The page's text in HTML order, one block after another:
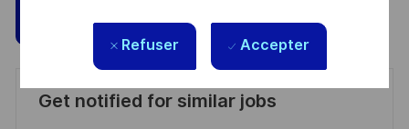
Refuser Accepter
Postulez maintenant Sauvegarder
Get notified for similar jobs